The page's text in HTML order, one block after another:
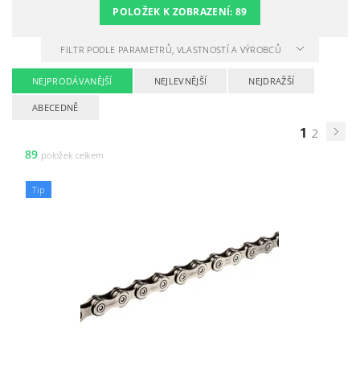
POLOŽEK K ZOBRAZENÍ:89
FILTR PODLE PARAMETRŮ, VLASTNOSTÍ A VÝROBCŮ
NEJPRODÁVANĚJŠÍ NEJLEVNĚJŠÍ NEJDRAŽŠÍ
ABECEDNĚ
1 2
89 položek celkem
Tip